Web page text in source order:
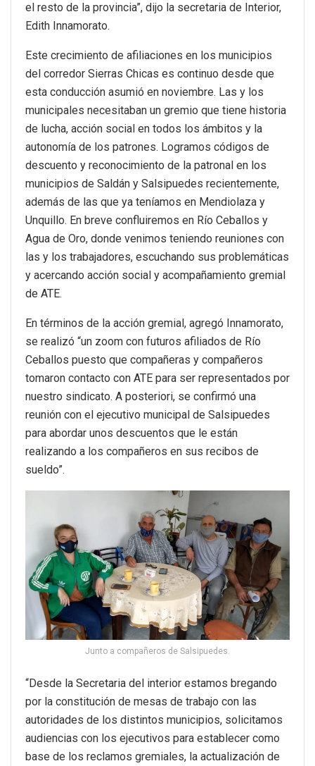
el resto de la provincia”, dijo la secretaria de Interior,
Edith Innamorato.
Este crecimiento de afiliaciones en los municipios
del corredor Sierras Chicas es continuo desde que
esta conducción asumió en noviembre. Las y los
municipales necesitaban un gremio que tiene historia
de lucha, acción social en todos los ámbitos y la
autonomía de los patrones. Logramos códigos de
descuento y reconocimiento de la patronal en los
municipios de Saldán y Salsipuedes recientemente,
además de las que ya teníamos en Mendiolaza y
Unquillo. En breve confluiremos en Río Ceballos y
Agua de Oro, donde venimos teniendo reuniones con
las y los trabajadores, escuchando sus problemáticas
y acercando acción social y acompañamiento gremial
de ATE.
En términos de la acción gremial, agregó Innamorato,
se realizó “un zoom con futuros afiliados de Río
Ceballos puesto que compañeras y compañeros
tomaron contacto con ATE para ser representados por
nuestro sindicato. A posteriori, se confirmó una
reunión con el ejecutivo municipal de Salsipuedes
para abordar unos descuentos que le están
realizando a los compañeros en sus recibos de
sueldo”.
Junto a compañeros de Salsipuedes.
“Desde la Secretaria del interior estamos bregando
por la constitución de mesas de trabajo con las
autoridades de los distintos municipios, solicitamos
audiencias con los ejecutivos para establecer como
base de los reclamos gremiales, la actualización de